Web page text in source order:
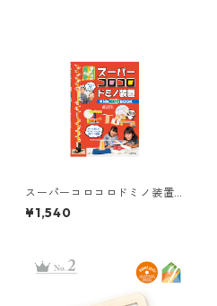
スーパーコロコロドミノ装置K
ids工作BOOK
¥1,540